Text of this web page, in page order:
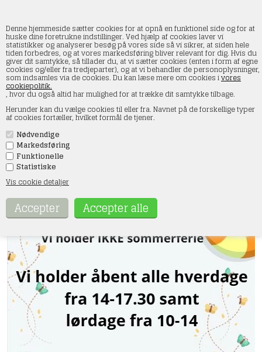
Denne hjemmeside sætter cookies for at opnå en funktionel side og for at
huske dine foretrukne indstillinger. Ved hjælp af cookies laver vi
statistikker og analyserer besøg på vores side så vi sikrer, at siden hele
tiden forbedres, og at vores markedsføring bliver relevant for dig. Hvis du
giver dit samtykke, så tillader du, at vi sætter cookies (enten i form af egne
cookies og/eller fra tredjeparter), og at vi behandler de personoplysninger,
som indsamles via de cookies. Du kan læse mere om cookies ivores
cookiepolitik.
, hvor du også altid har mulighed for at trække dit samtykke tilbage.
Herunder kan du vælge cookies til eller fra. Navnet på de forskellige typer
af cookies fortæller, hvilket formål de tjener.
Nødvendige
Markedsføring
Funktionelle
Statistiske
Vis cookie detaljer
SMT-Modeltog – vi har områdets største
udvalg i alt indenfor modeltog, lige fra
rullende materiel til landskab m.m.